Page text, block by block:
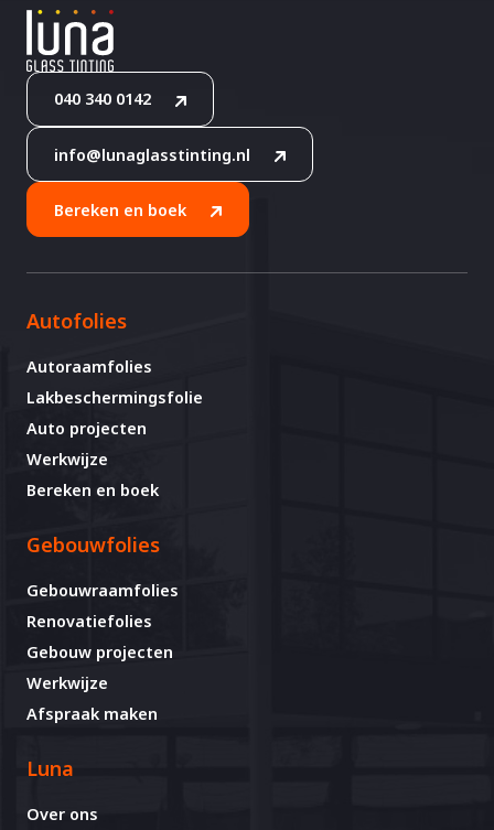
040 340 0142
info@lunaglasstinting.nl
Bereken en boek
Autofolies
Autoraamfolies
Lakbeschermingsfolie
Auto projecten
Werkwijze
Bereken en boek
Gebouwfolies
Gebouwraamfolies
Renovatiefolies
Gebouw projecten
Werkwijze
Afspraak maken
Luna
Over ons